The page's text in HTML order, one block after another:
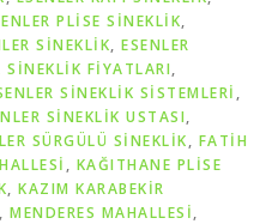
PLISE SINEKLIK,
SINEKLIK, ESENLER
SINEKLIK FIYATLARI,
SINEKLIK SISTEMLERI ,
SINEKLIK USTASI,
SÜRGÜLÜ SINEKLIK, FATİH
, KAĞITHANE PLİSE
, KAZIM KARABEKİR
, MENDERES MAHALLESİ,